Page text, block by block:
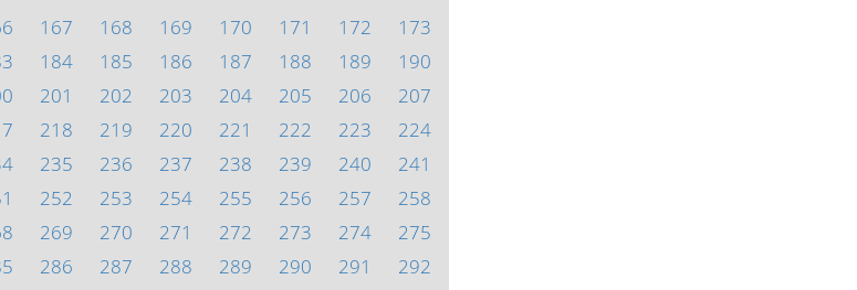
167 168 169 170 171 172
173
184 185 186 187 188 189
190
201 202 203 204 205 206
207
218 219 220 221 222 223
224
235 236 237 238 239 240
241
252 253 254 255 256 257
258
269 270 271 272 273 274
275
286 287 288 289 290 291
292